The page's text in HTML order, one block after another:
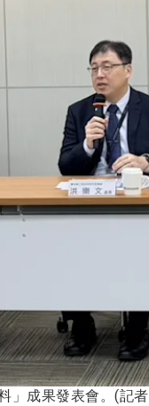
」成果發表會。(記